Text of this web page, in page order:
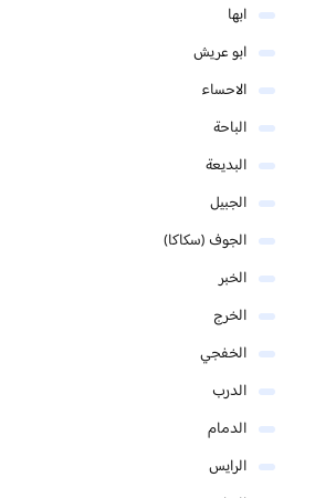
ابها
ابو عريش
الاحساء
الباحة
البديعة
الجبيل
الجوف (سكاكا)
الخبر
الخرج
الخفجي
الدرب
الدمام
الرايس